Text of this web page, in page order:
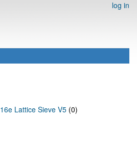
log in
16e Lattice Sieve V5 (0)